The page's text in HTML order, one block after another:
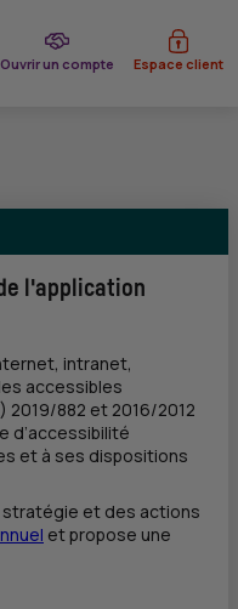
sur le site
Ouvrir un compte
du CIC Espace client
l'application
intranet,
accessibles
2019/882 et 2016/2012
d’accessibilité
et à ses dispositions
et des actions
et propose une